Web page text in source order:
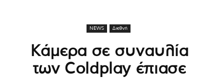
NEWS Διεθνή
Κάμερα σε συναυλία
των Coldplay έπιασε